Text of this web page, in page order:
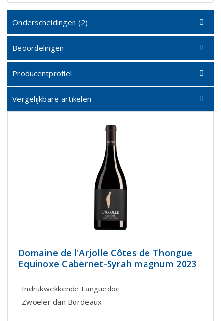
Onderscheidingen (2)
Beoordelingen
Producentprofiel
Vergelijkbare artikelen
Domaine de l'Arjolle Côtes de Thongue
Equinoxe Cabernet-Syrah magnum 2023
Indrukwekkende Languedoc
Zwoeler dan Bordeaux